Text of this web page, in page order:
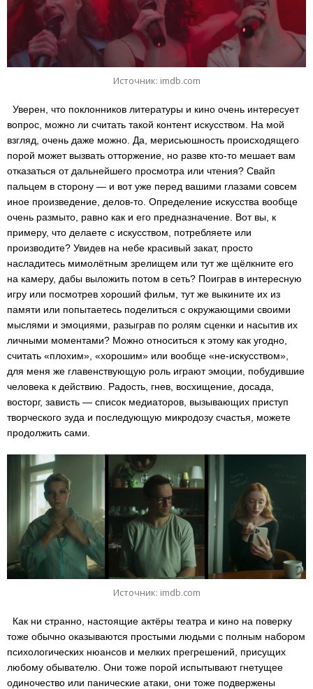
Источник: imdb.com
Уверен, что поклонников литературы и кино очень интересует
вопрос, можно ли считать такой контент искусством. На мой
взгляд, очень даже можно. Да, мерисьюшность происходящего
порой может вызвать отторжение, но разве кто-то мешает вам
отказаться от дальнейшего просмотра или чтения? Свайп
пальцем в сторону — и вот уже перед вашими глазами совсем
иное произведение, делов-то. Определение искусства вообще
очень размыто, равно как и его предназначение. Вот вы, к
примеру, что делаете с искусством, потребляете или
производите? Увидев на небе красивый закат, просто
насладитесь мимолётным зрелищем или тут же щёлкните его
на камеру, дабы выложить потом в сеть? Поиграв в интересную
игру или посмотрев хороший фильм, тут же выкините их из
памяти или попытаетесь поделиться с окружающими своими
мыслями и эмоциями, разыграв по ролям сценки и насытив их
личными моментами? Можно относиться к этому как угодно,
считать «плохим», «хорошим» или вообще «не-искусством»,
для меня же главенствующую роль играют эмоции, побудившие
человека к действию. Радость, гнев, восхищение, досада,
восторг, зависть — список медиаторов, вызывающих приступ
творческого зуда и последующую микродозу счастья, можете
продолжить сами.
Источник: imdb.com
Как ни странно, настоящие актёры театра и кино на поверку
тоже обычно оказываются простыми людьми с полным набором
психологических нюансов и мелких прегрешений, присущих
любому обывателю. Они тоже порой испытывают гнетущее
одиночество или панические атаки, они тоже подвержены